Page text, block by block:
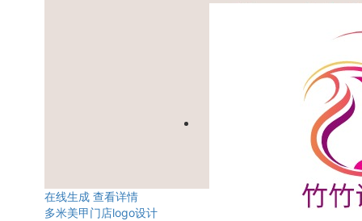
在线生成 查看详情
多米美甲门店logo设计